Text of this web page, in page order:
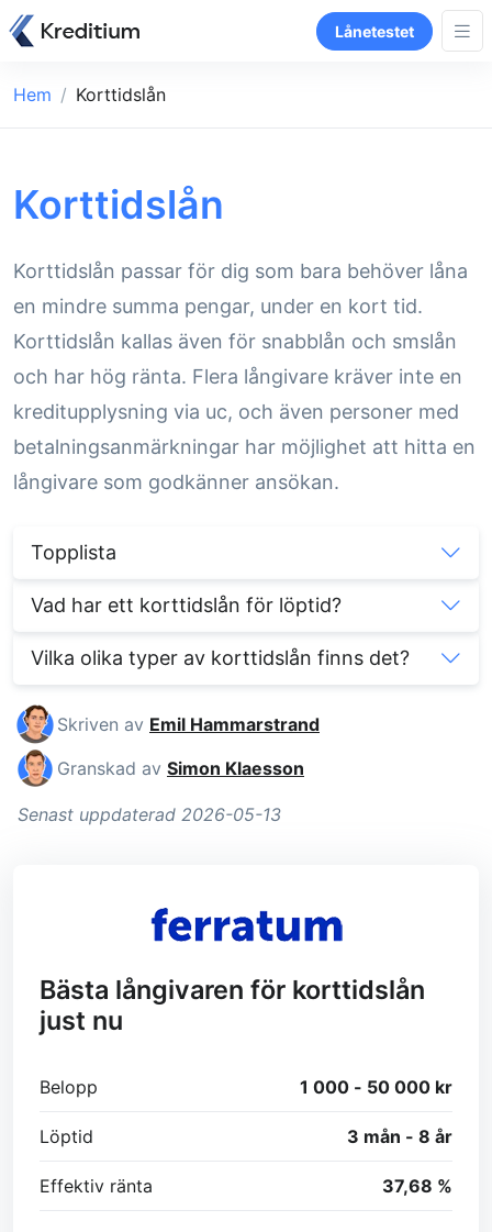
Lånetestet
Hem Korttidslån
Korttidslån
Korttidslån passar för dig som bara behöver låna
en mindre summa pengar, under en kort tid.
Korttidslån kallas även för snabblån och smslån
och har hög ränta. Flera långivare kräver inte en
kreditupplysning via uc, och även personer med
betalningsanmärkningar har möjlighet att hitta en
långivare som godkänner ansökan.
Topplista
Vad har ett korttidslån för löptid?
Vilka olika typer av korttidslån finns det?
Skriven av Emil Hammarstrand
Granskad av Simon Klaesson
Senast uppdaterad 2026-05-13
Bästa långivaren för korttidslån
just nu
Belopp 1 000 - 50 000 kr
Löptid 3 mån - 8 år
Effektiv ränta 37,68 %